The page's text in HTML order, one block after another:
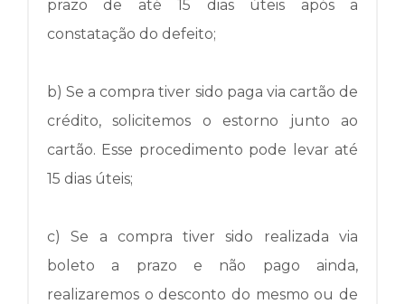
prazo de até 15 dias úteis após a
constatação do defeito;
b) Se a compra tiver sido paga via cartão de
crédito, solicitemos o estorno junto ao
cartão. Esse procedimento pode levar até
15 dias úteis;
c) Se a compra tiver sido realizada via
boleto a prazo e não pago ainda,
realizaremos o desconto do mesmo ou de